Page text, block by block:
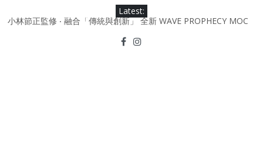
to
Latest:
小林節正監修 ‧ 融合「傳統與創新」 全新 WAVE PROPHECY MOC
Under Armour Curry 12最新簽名鞋升級登場 Curry USA 夢幻配色